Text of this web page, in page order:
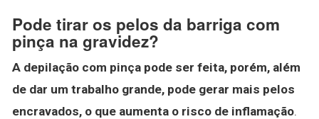
Pode tirar os pelos da barriga com
pinça na gravidez?
A depilação com pinça pode ser feita, porém, além
de dar um trabalho grande, pode gerar mais pelos
encravados, o que aumenta o risco de inflamação.